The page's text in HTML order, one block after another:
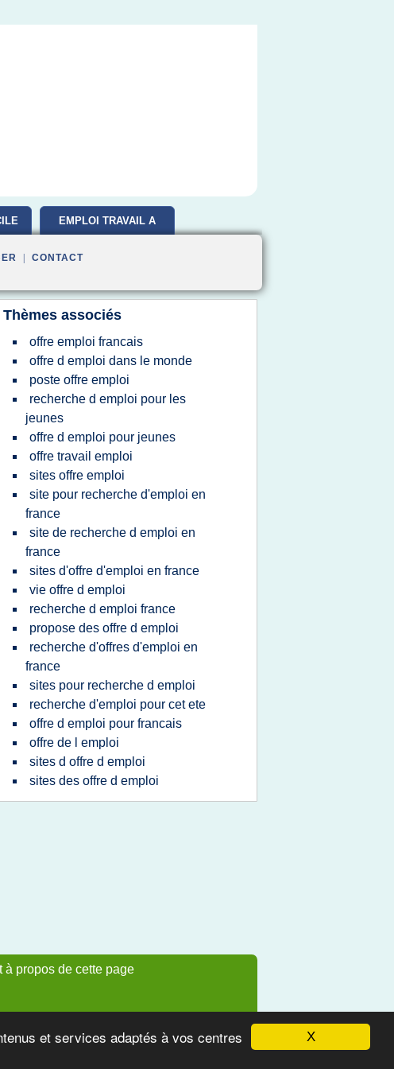
X
et services adaptés à vos centres
EMPLOI TRAVAIL A
CONTACT
Thèmes associés
offre emploi francais
offre d emploi dans le monde
poste offre emploi
recherche d emploi pour les
jeunes
offre d emploi pour jeunes
offre travail emploi
sites offre emploi
site pour recherche d'emploi en
france
site de recherche d emploi en
france
sites d'offre d'emploi en france
vie offre d emploi
recherche d emploi france
propose des offre d emploi
recherche d'offres d'emploi en
france
sites pour recherche d emploi
recherche d'emploi pour cet ete
offre d emploi pour francais
offre de l emploi
sites d offre d emploi
sites des offre d emploi
à propos de cette page